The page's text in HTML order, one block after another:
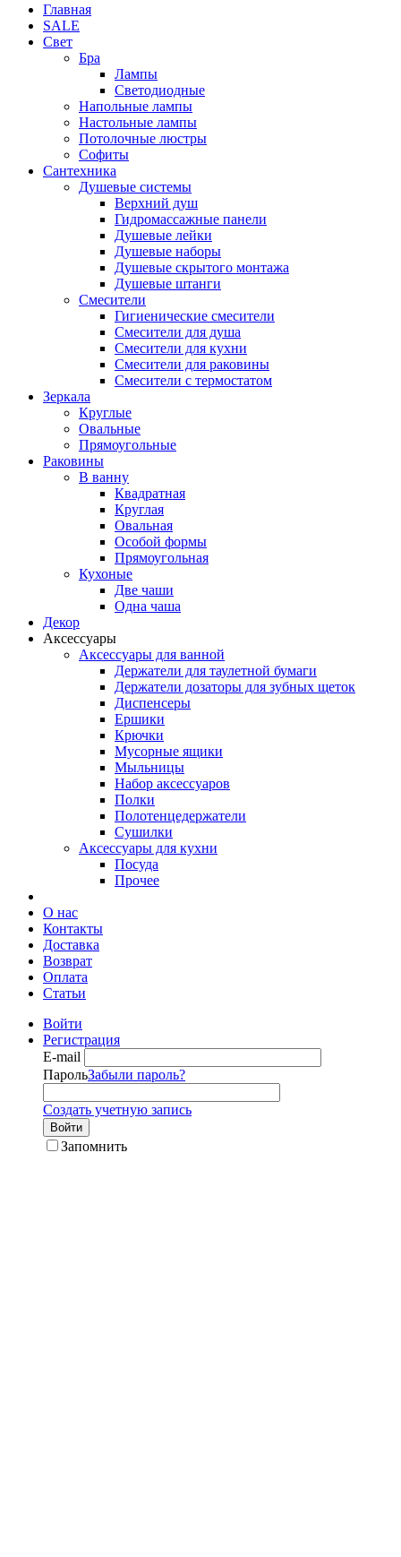
Главная
SALE
Свет
Бра
Лампы
Светодиодные
Напольные лампы
Настольные лампы
Потолочные люстры
Софиты
Сантехника
Душевые системы
Верхний душ
Гидромассажные панели
Душевые лейки
Душевые наборы
Душевые скрытого монтажа
Душевые штанги
Смесители
Гигиенические смесители
Смесители для душа
Смесители для кухни
Смесители для раковины
Смесители с термостатом
Зеркала
Круглые
Овальные
Прямоугольные
Раковины
В ванну
Квадратная
Круглая
Овальная
Особой формы
Прямоугольная
Кухоные
Две чаши
Одна чаша
Декор
Аксессуары
Аксессуары для ванной
Держатели для таулетной бумаги
Держатели дозаторы для зубных щеток
Диспенсеры
Ершики
Крючки
Мусорные ящики
Мыльницы
Набор аксессуаров
Полки
Полотенцедержатели
Сушилки
Аксессуары для кухни
Посуда
Прочее
О нас
Контакты
Доставка
Возврат
Оплата
Статьи
Войти
Регистрация
E-mail
ПарольЗабыли пароль?
Создать учетную запись
Войти
Запомнить